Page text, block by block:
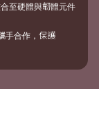
至硬體與韌體元件
手合作，保護